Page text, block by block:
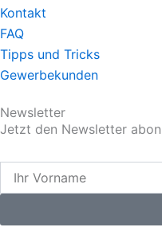
Kontakt
FAQ
Tipps und Tricks
Gewerbekunden
Newsletter
Jetzt den Newsletter